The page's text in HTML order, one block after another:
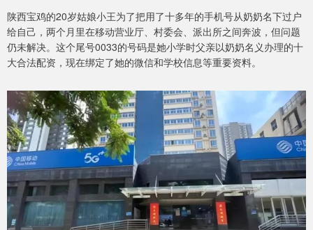
陕西宝鸡的20岁姑娘小王为了把用了十多年的手机号从奶奶名下过户
给自己，两个月里在移动营业厅、村委会、派出所之间奔波，但问题
仍未解决。这个尾号0033的号码是她小学时父亲以奶奶名义办理的十
大合法配资，现在绑定了她的微信和学校信息等重要资料。